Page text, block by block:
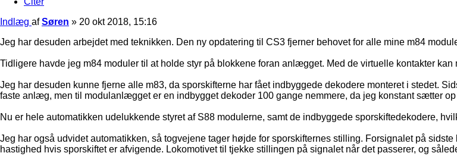
Indlæg afSøren » 20 okt 2018, 15:16
Jeg har desuden arbejdet med teknikken. Den ny opdatering til CS3 fjerner behovet for alle mine m84
Tidligere havde jeg m84 moduler til at holde styr på blokkene foran anlægget. Med de virtuelle kontakter kan
Jeg har desuden kunne fjerne alle m83, da sporskifterne har fået indbyggede dekodere monteret i stedet.
faste anlæg, men til modulanlægget er en indbygget dekoder 100 gange nemmere, da jeg konstant sætter
Nu er hele automatikken udelukkende styret af S88 modulerne, samt de indbyggede sporskiftedekodere,
Jeg har også udvidet automatikken, så togvejene tager højde for sporskifternes stilling. Forsignalet på
hastighed hvis sporskiftet er afvigende. Lokomotivet til tjekke stillingen på signalet når det passerer, og